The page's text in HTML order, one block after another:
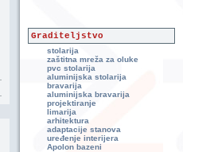
Graditeljstvo
stolarija
zaštitna mreža za oluke
pvc stolarija
aluminijska stolarija
bravarija
aluminijska bravarija
projektiranje
limarija
arhitektura
adaptacije stanova
uređenje interijera
Apolon bazeni